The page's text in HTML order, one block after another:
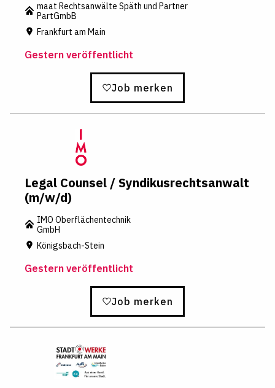
maat Rechtsanwälte Späth und Partner
PartGmbB
Frankfurt am Main
Gestern veröffentlicht
Job merken
Legal Counsel / Syndikusrechtsanwalt
(m/w/d)
IMO Oberflächentechnik
GmbH
Königsbach-Stein
Gestern veröffentlicht
Job merken